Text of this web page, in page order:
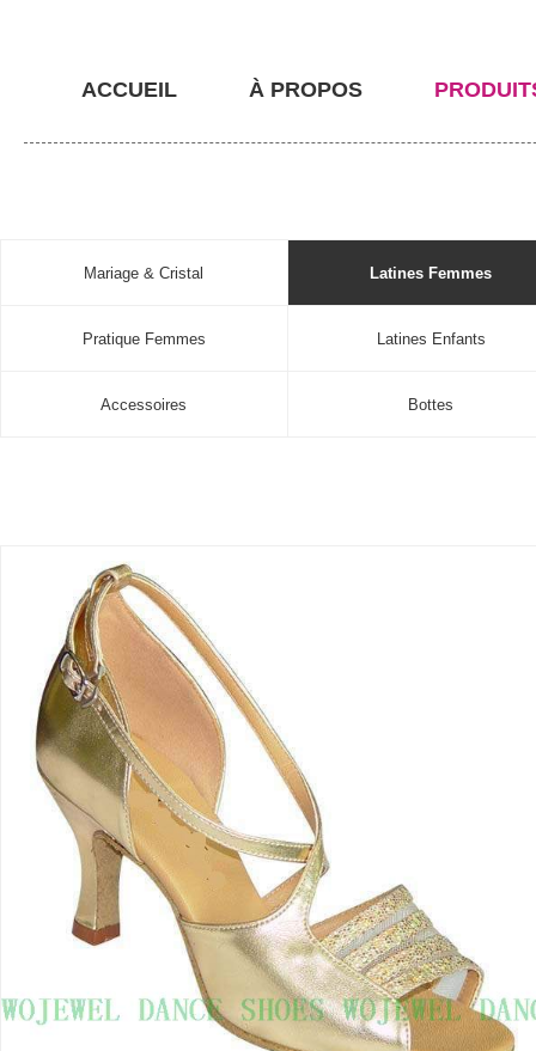
ACCUEIL À PROPOS
Mariage & Cristal Latines Femmes
Pratique Femmes Latines Enfants
Accessoires Bottes